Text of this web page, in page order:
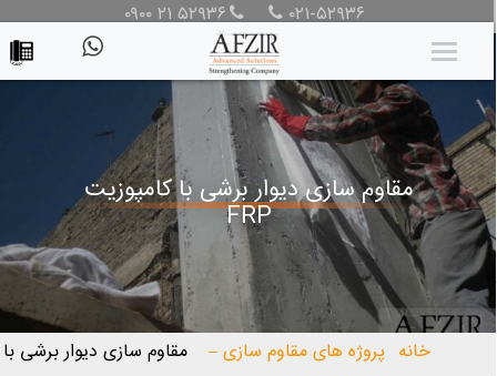
۰۲۱-۵۲۹۳۶ ۰۹۰۰ ۲۱ ۵۲۹۳۶
مقاوم سازی دیوار برشی با کامپوزیت
FRP
خانه پروژه های مقاوم سازی –
مقاوم سازی دیوار برشی با